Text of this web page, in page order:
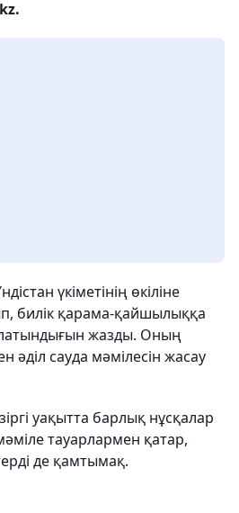
үкіметінің өкіліне
билік қарама-қайшылыққа
жазды. Оның
сауда мәмілесін жасау
уақытта барлық нұсқалар
тауарлармен қатар,
де қамтымақ.